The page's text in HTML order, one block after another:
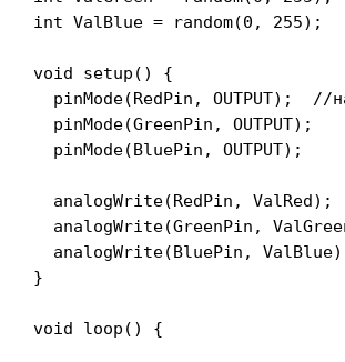
int ValBlue = random(0, 255);
void setup() {
pinMode(RedPin, OUTPUT);  //
  pinMode(GreenPin, OUTPUT);
  pinMode(BluePin, OUTPUT);
analogWrite(RedPin, ValRed);
analogWrite(GreenPin,
analogWrite(BluePin,
}
void loop() {